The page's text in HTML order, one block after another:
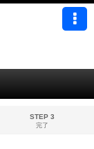
STEP 3
完了